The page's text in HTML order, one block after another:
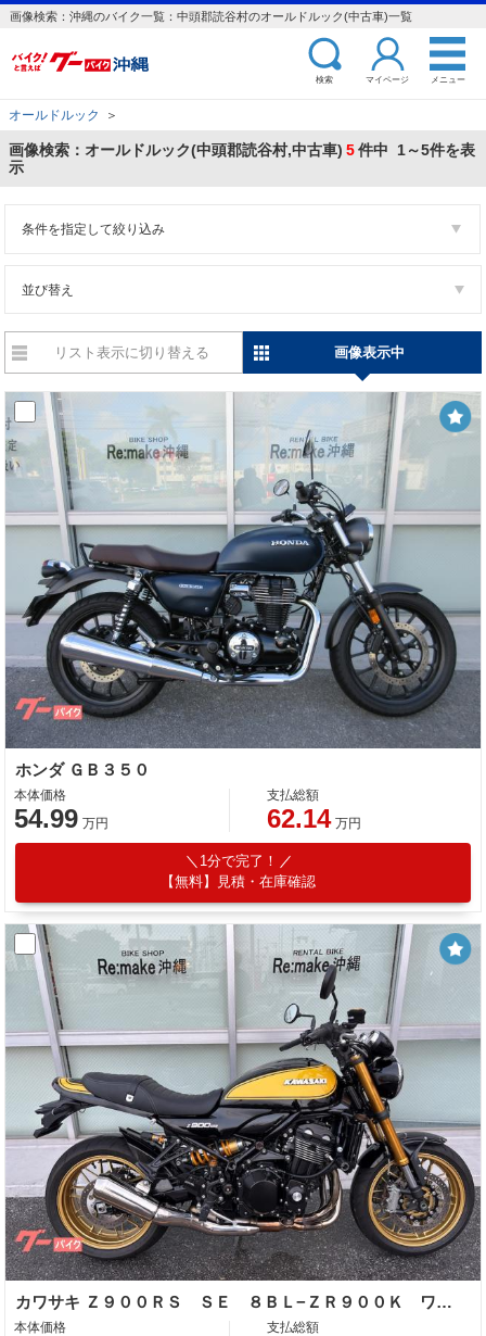
画像検索：沖縄のバイク一覧：中頭郡読谷村のオールドルック(中古車)一覧
検索 マイページ メニュー
オールドルック ＞
画像検索：オールドルック(中頭郡読谷村,中古車) 5件中 1～5件を表
示
条件を指定して絞り込み
並び替え
リスト表示に切り替える 画像表示中
ホンダ ＧＢ３５０
本体価格
54.99 万円
支払総額
62.14 万円
1分で完了！
【無料】見積・在庫確認
カワサキ Ｚ９００ＲＳ ＳＥ ８ＢＬ−ＺＲ９００Ｋ ワンオーナー ＡＲＣＨＩハンドル エンジンスライダー ラジエーターガード
本体価格 支払総額